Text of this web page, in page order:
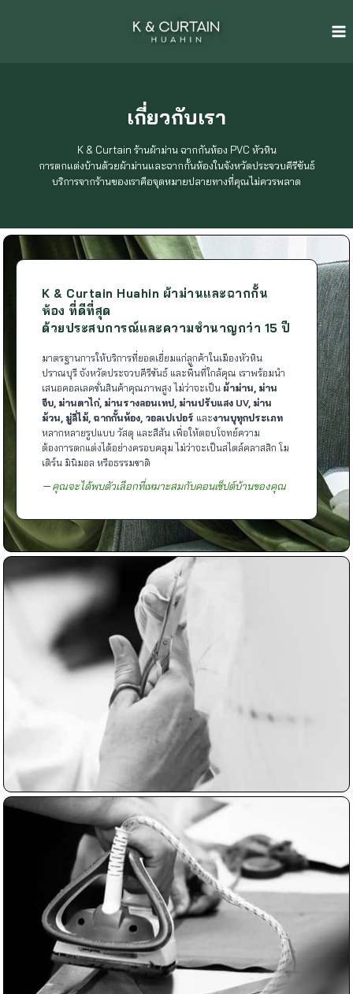
เกี่ยวกับเรา
K & Curtain ร้านผ้าม่าน ฉากกันห้อง PVC หัวหิน
การตกแต่งบ้านด้วยผ้าม่านและฉากกั้นห้องในจังหวัดประจวบคีรีขันธ์
บริการจากร้านของเราคือจุดหมายปลายทางที่คุณไม่ควรพลาด
K & Curtain Huahin ผ้าม่านและฉากกั้น
ห้อง ที่ดีที่สุด
ด้วยประสบการณ์และความชำนาญกว่า 15 ปี
มาตรฐานการให้บริการที่ยอดเยี่ยมแก่ลูกค้าในเมืองหัวหิน
ปราณบุรี จังหวัดประจวบคีรีขันธ์ และพื้นที่ใกล้คุณ เราพร้อมนำ
เสนอคอลเลคชั่นสินค้าคุณภาพสูง ไม่ว่าจะเป็น ผ้าม่าน, ม่าน
จีบ, ม่านตาไก่, ม่านรางลอนเทป, ม่านปรับแสง UV, ม่าน
ม้วน, มู่ลี่ไม้, ฉากกั้นห้อง, วอลเปเปอร์ และงานบุทุกประเภท
หลากหลายรูปแบบ วัสดุ และสีสัน เพื่อให้ตอบโจทย์ความ
ต้องการตกแต่งได้อย่างครอบคลุม ไม่ว่าจะเป็นสไตล์คลาสสิก โม
เดิร์น มินิมอล หรือธรรมชาติ
คุณจะได้พบตัวเลือกที่เหมาะสมกับคอนเซ็ปต์บ้านของคุณ